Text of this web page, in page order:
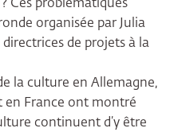
Ces problématiques
organisée par Julia
de projets à la
la culture en Allemagne,
en France ont montré
continuent d’y être